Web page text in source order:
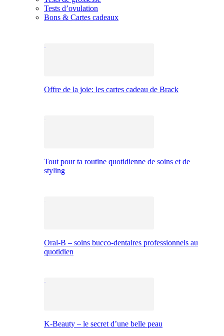
Tests d’ovulation
Bons & Cartes cadeaux
Offre de la joie: les cartes cadeau de Brack
Tout pour ta routine quotidienne de soins et de
styling
Oral-B – soins bucco-dentaires professionnels au
quotidien
K-Beauty – le secret d’une belle peau